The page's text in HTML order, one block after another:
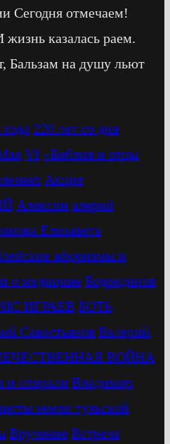
Сегодня отмечаем!
жизнь казалась раем.
Бальзам на душу льют
220 лет со дня
Vf »Библия и отцы
Акция
Алексин алерий
Елизавета
афоризмы и
о медицине Бодрединов
ИГРАЕВ БОТЬ
Савостьянов Валерий
ВОЙНА
и спирали Владимир
земли тульской
Вручение Встреча